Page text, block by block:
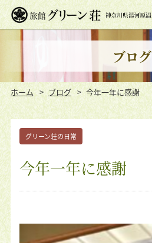
ブログ
ホーム ブログ 今年一年に感謝
グリーン荘の日常
今年一年に感謝